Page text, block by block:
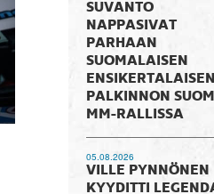
SUVANTO
NAPPASIVAT
PARHAAN
SUOMALAISEN
ENSIKERTALAISEN
PALKINNON
MM-RALLISSA
05.08.2026
VILLE PYNNÖNEN
KYYDITTI